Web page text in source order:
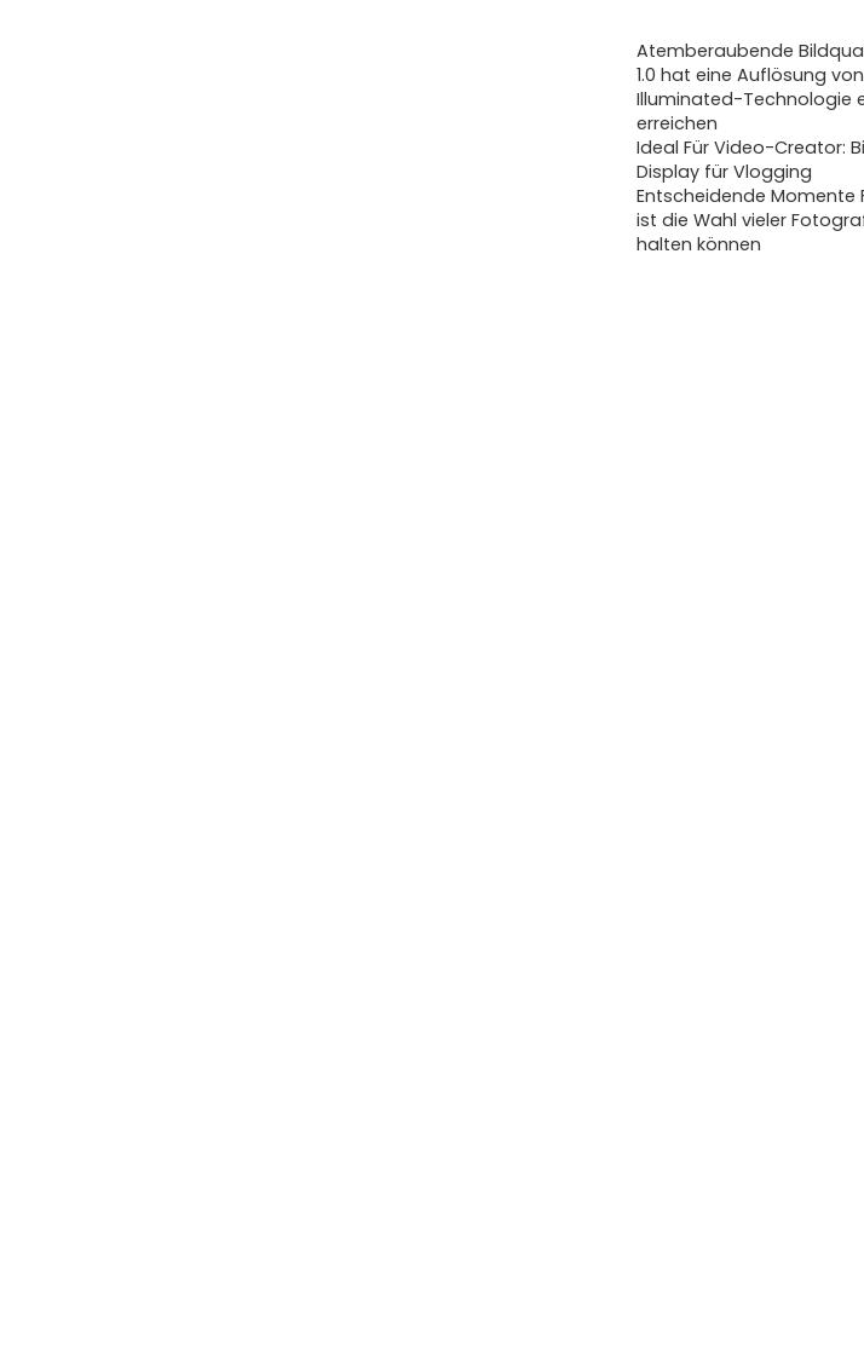
Atemberaubende
1.0 hat eine Auflösung
Illuminated-Technologie
erreichen
Ideal Für Video-Creator:
Display für Vlogging
Entscheidende Momente
ist die Wahl vieler
halten können